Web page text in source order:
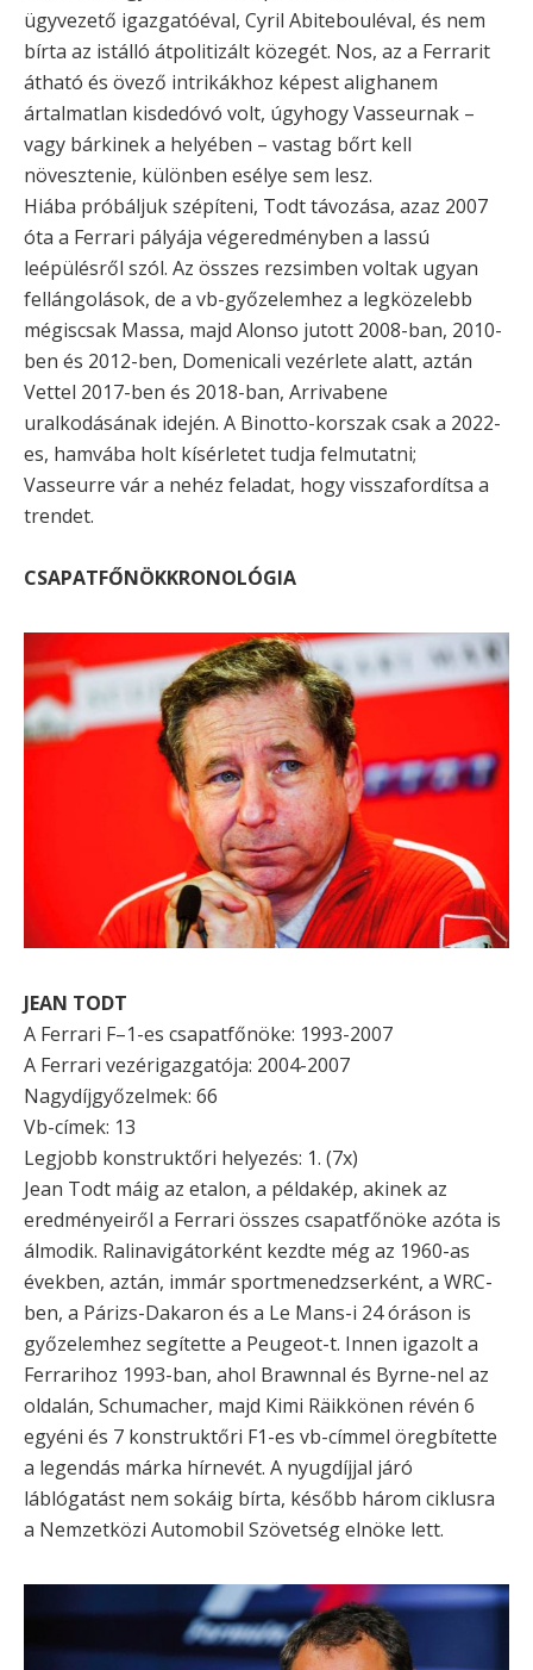
ügyvezető igazgatóéval, Cyril Abitebouléval, és nem
bírta az istálló átpolitizált közegét. Nos, az a Ferrarit
átható és övező intrikákhoz képest alighanem
ártalmatlan kisdedóvó volt, úgyhogy Vasseurnak –
vagy bárkinek a helyében – vastag bőrt kell
növesztenie, különben esélye sem lesz.
Hiába próbáljuk szépíteni, Todt távozása, azaz 2007
óta a Ferrari pályája végeredményben a lassú
leépülésről szól. Az összes rezsimben voltak ugyan
fellángolások, de a vb-győzelemhez a legközelebb
mégiscsak Massa, majd Alonso jutott 2008-ban, 2010-
ben és 2012-ben, Domenicali vezérlete alatt, aztán
Vettel 2017-ben és 2018-ban, Arrivabene
uralkodásának idején. A Binotto-korszak csak a 2022-
es, hamvába holt kísérletet tudja felmutatni;
Vasseurre vár a nehéz feladat, hogy visszafordítsa a
trendet.
CSAPATFŐNÖKKRONOLÓGIA
JEAN TODT
A Ferrari F–1-es csapatfőnöke: 1993-2007
A Ferrari vezérigazgatója: 2004-2007
Nagydíjgyőzelmek: 66
Vb-címek: 13
Legjobb konstruktőri helyezés: 1. (7x)
Jean Todt máig az etalon, a példakép, akinek az
eredményeiről a Ferrari összes csapatfőnöke azóta is
álmodik. Ralinavigátorként kezdte még az 1960-as
években, aztán, immár sportmenedzserként, a WRC-
ben, a Párizs-Dakaron és a Le Mans-i 24 óráson is
győzelemhez segítette a Peugeot-t. Innen igazolt a
Ferrarihoz 1993-ban, ahol Brawnnal és Byrne-nel az
oldalán, Schumacher, majd Kimi Räikkönen révén 6
egyéni és 7 konstruktőri F1-es vb-címmel öregbítette
a legendás márka hírnevét. A nyugdíjjal járó
láblógatást nem sokáig bírta, később három ciklusra
a Nemzetközi Automobil Szövetség elnöke lett.